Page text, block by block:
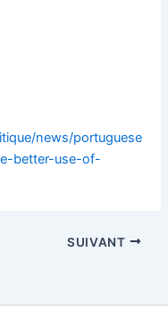
news/portuguese
better-use-of-
SUIVANT